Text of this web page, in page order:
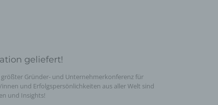
geliefert!
größter Gründer- und Unternehmerkonferenz für
und Erfolgspersönlichkeiten aus aller Welt sind
und Insights!